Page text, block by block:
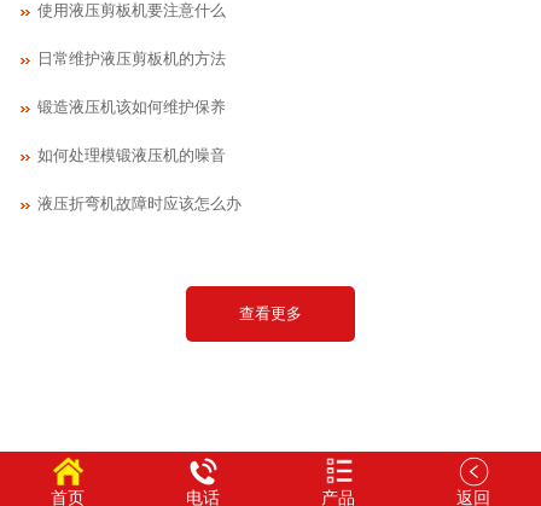
使用液压剪板机要注意什么
日常维护液压剪板机的方法
锻造液压机该如何维护保养
如何处理模锻液压机的噪音
液压折弯机故障时应该怎么办
查看更多
首页 电话 产品 返回